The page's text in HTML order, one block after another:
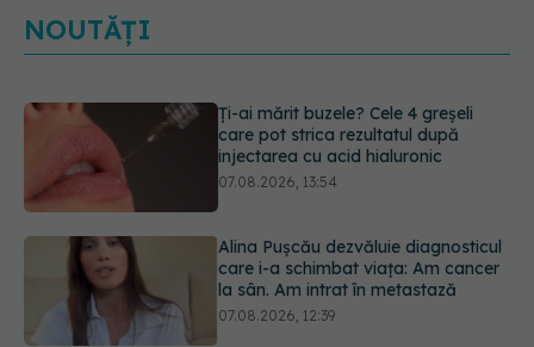
NOUTĂȚI
Ți-ai mărit buzele? Cele 4 greșeli
care pot strica rezultatul după
injectarea cu acid hialuronic
07.08.2026, 13:54
Alina Pușcău dezvăluie diagnosticul
care i-a schimbat viața: Am cancer
la sân. Am intrat în metastază
07.08.2026, 12:39